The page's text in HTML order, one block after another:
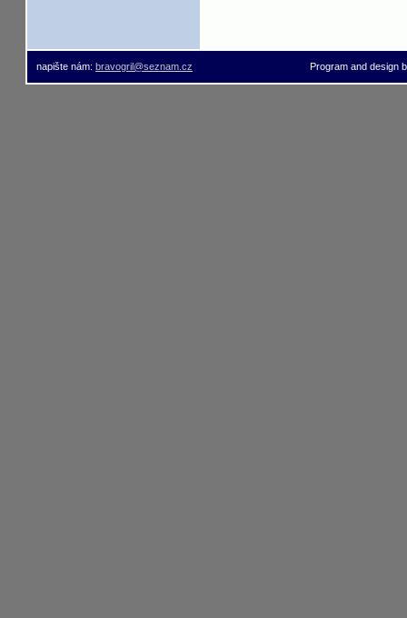
napište nám: bravogril@seznam.cz Program and design